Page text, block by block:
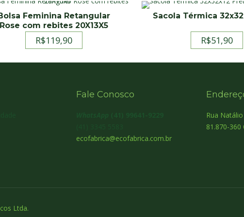
Feminina Retangular
Rose com rebites 20X13X5
R$119,90
Sacola Térmica
R$51,90
Fale Conosco
ecofabrica@ecofabrica.com.br
Rua
81.870-360
Ltda.